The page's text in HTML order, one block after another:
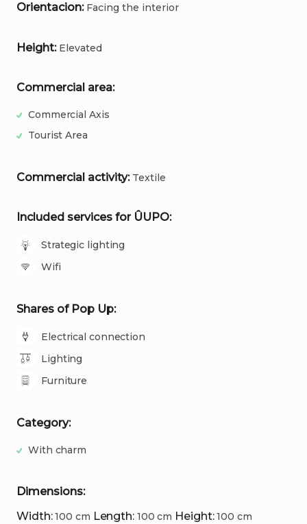
Orientacion: Facing the interior
Height: Elevated
Commercial area:
Commercial Axis
Tourist Area
Commercial activity: Textile
Included services for ÛUPO:
Strategic lighting
Wifi
Shares of Pop Up:
Electrical connection
Lighting
Furniture
Category:
With charm
Dimensions:
Width: 100 cm Length: 100 cm Height: 100 cm